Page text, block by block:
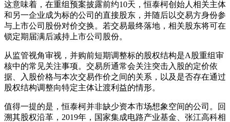
这意味着，在重组预案披露前约10天，恒泰柯创始人相关主体
和另一企业成为标的公司的直接股东，并随后以交易方身份参
与上市公司股份对价交换。若交易最终落地，相关股东将可在
锁定期届满后减持上市公司股份。
从监管视角审视，并购前短期调整标的股权结构是A股重组审
核中的常见关注事项。交易所通常会关注突击入股的定价依
据、入股价格与本次交易作价之间的关系，以及是否存在通过
股权结构调整向特定主体让渡利益的情形。
值得一提的是，恒泰柯并非缺少资本市场想象空间的公司。回
溯其股权沿革，2019年，国家集成电路产业基金、张江高科相